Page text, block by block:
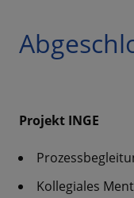
Projekt INGE
Kollegiales